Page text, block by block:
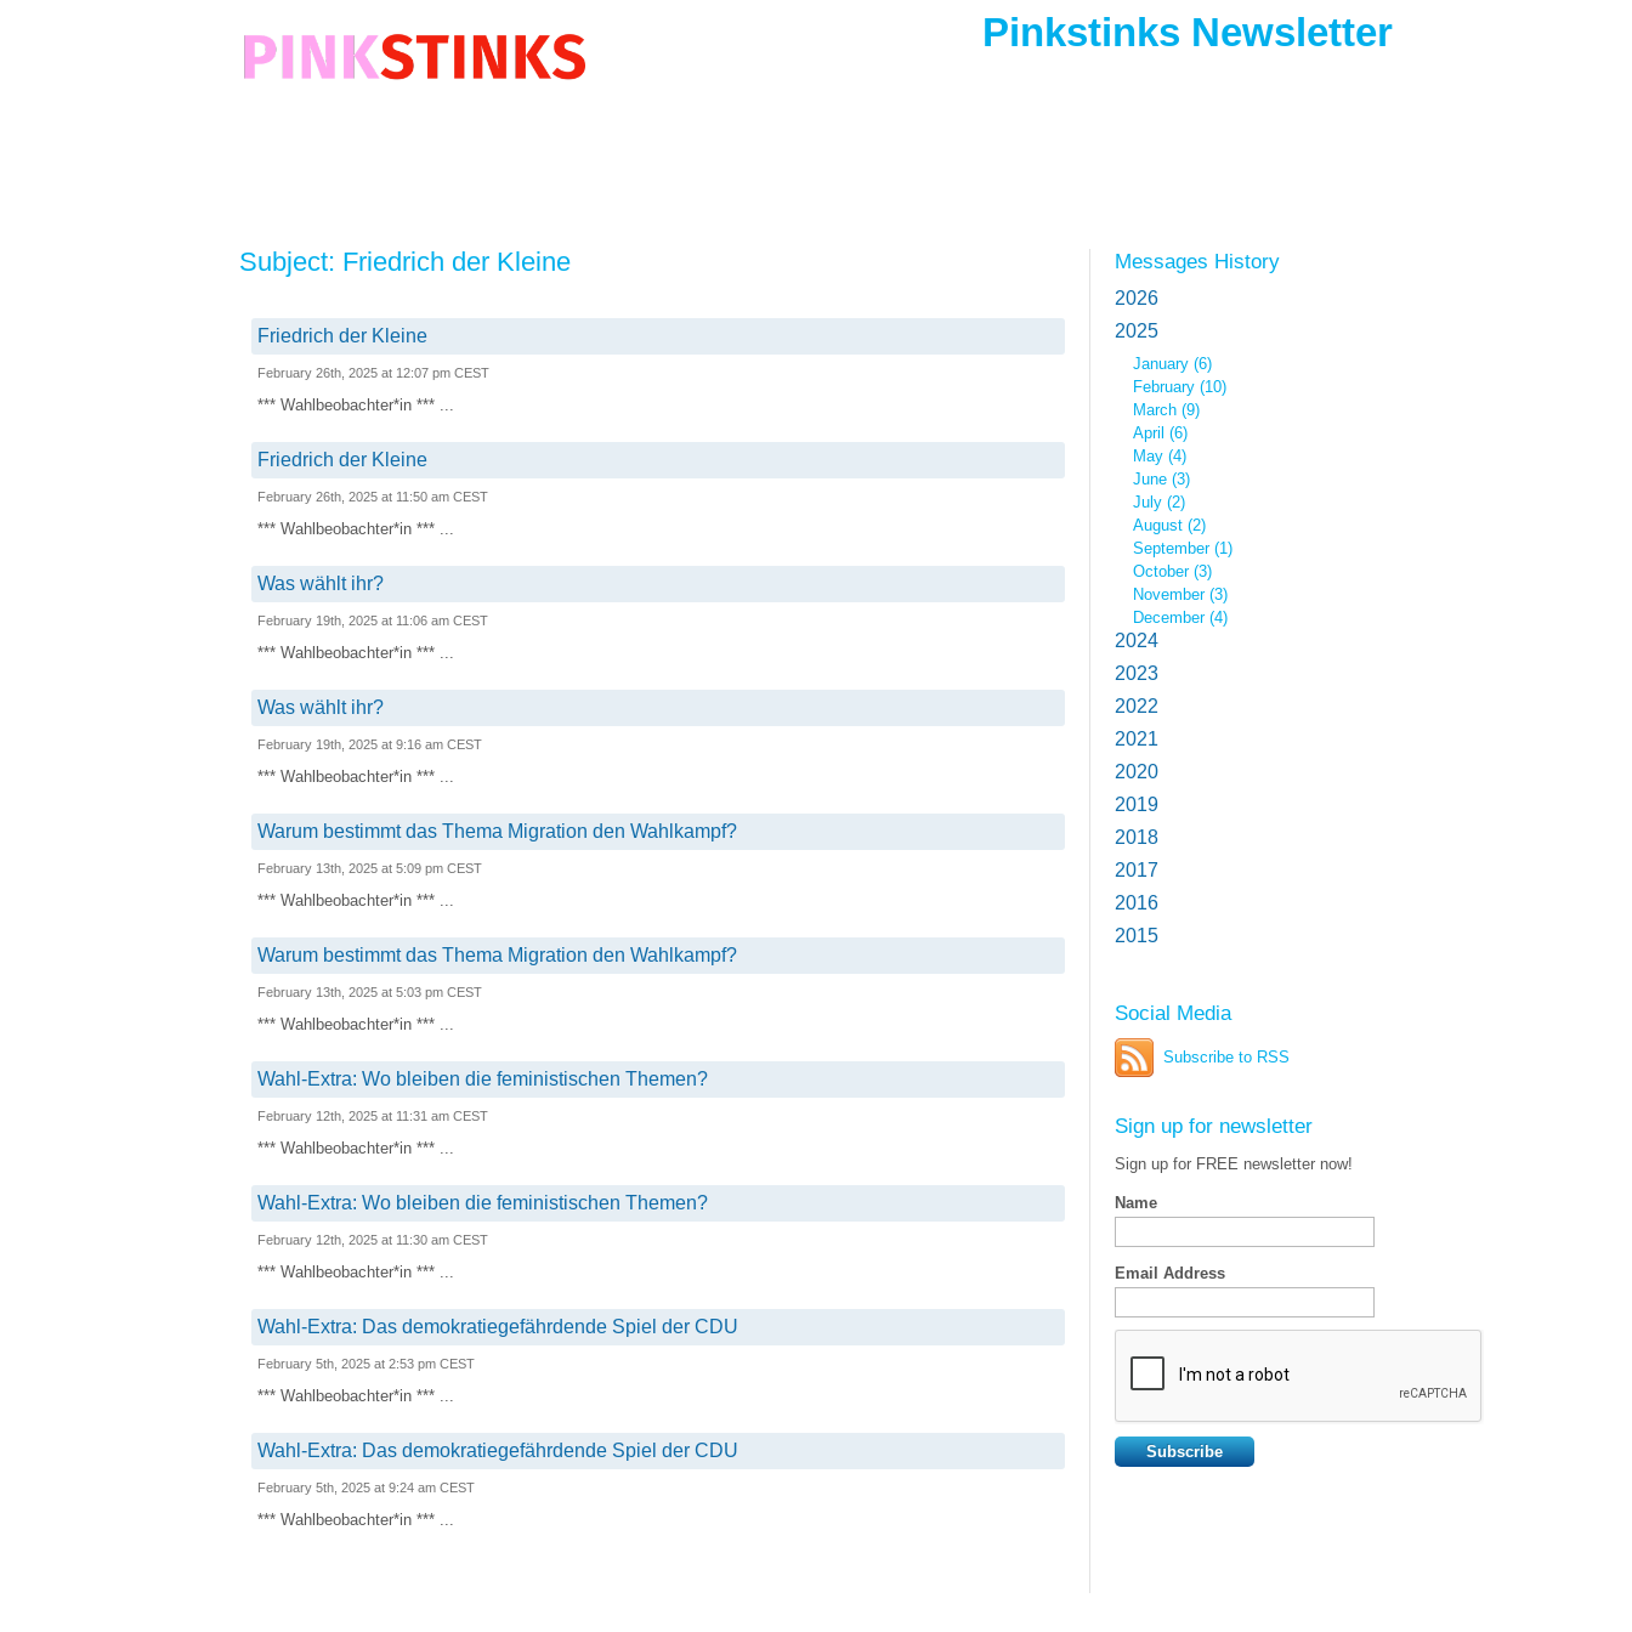
Pinkstinks Newsletter
Subject: Friedrich der Kleine
Friedrich der Kleine
February 26th, 2025 at 12:07 pm CEST
*** Wahlbeobachter*in *** ...
Friedrich der Kleine
February 26th, 2025 at 11:50 am CEST
*** Wahlbeobachter*in *** ...
Was wählt ihr?
February 19th, 2025 at 11:06 am CEST
*** Wahlbeobachter*in *** ...
Was wählt ihr?
February 19th, 2025 at 9:16 am CEST
*** Wahlbeobachter*in *** ...
Warum bestimmt das Thema Migration den Wahlkampf?
February 13th, 2025 at 5:09 pm CEST
*** Wahlbeobachter*in *** ...
Warum bestimmt das Thema Migration den Wahlkampf?
February 13th, 2025 at 5:03 pm CEST
*** Wahlbeobachter*in *** ...
Wahl-Extra: Wo bleiben die feministischen Themen?
February 12th, 2025 at 11:31 am CEST
*** Wahlbeobachter*in *** ...
Wahl-Extra: Wo bleiben die feministischen Themen?
February 12th, 2025 at 11:30 am CEST
*** Wahlbeobachter*in *** ...
Wahl-Extra: Das demokratiegefährdende Spiel der CDU
February 5th, 2025 at 2:53 pm CEST
*** Wahlbeobachter*in *** ...
Wahl-Extra: Das demokratiegefährdende Spiel der CDU
February 5th, 2025 at 9:24 am CEST
*** Wahlbeobachter*in *** ...
Messages History
2026
2025
January (6)
February (10)
March (9)
April (6)
May (4)
June (3)
July (2)
August (2)
September (1)
October (3)
November (3)
December (4)
2024
2023
2022
2021
2020
2019
2018
2017
2016
2015
Social Media
Subscribe to RSS
Sign up for newsletter
Sign up for FREE newsletter now!
Name
Email Address